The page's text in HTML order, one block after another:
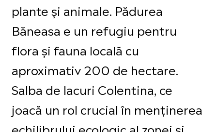
plante și animale. Pădurea
Băneasa e un refugiu pentru
flora și fauna locală cu
aproximativ 200 de hectare.
Salba de lacuri Colentina, ce
joacă un rol crucial în menținerea
echilibrului ecologic al zonei și